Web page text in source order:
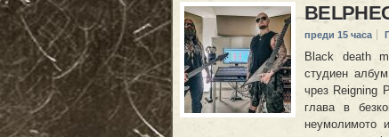
преди 15 часа
Black death
студиен
чрез Reigning
глава в
неумолимото